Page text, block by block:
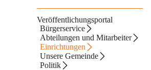
Veröffentlichungsportal
Bürgerservice
Abteilungen und Mitarbeiter
Einrichtungen
Unsere Gemeinde
Politik
Freizeit
"Alte Stickerei"